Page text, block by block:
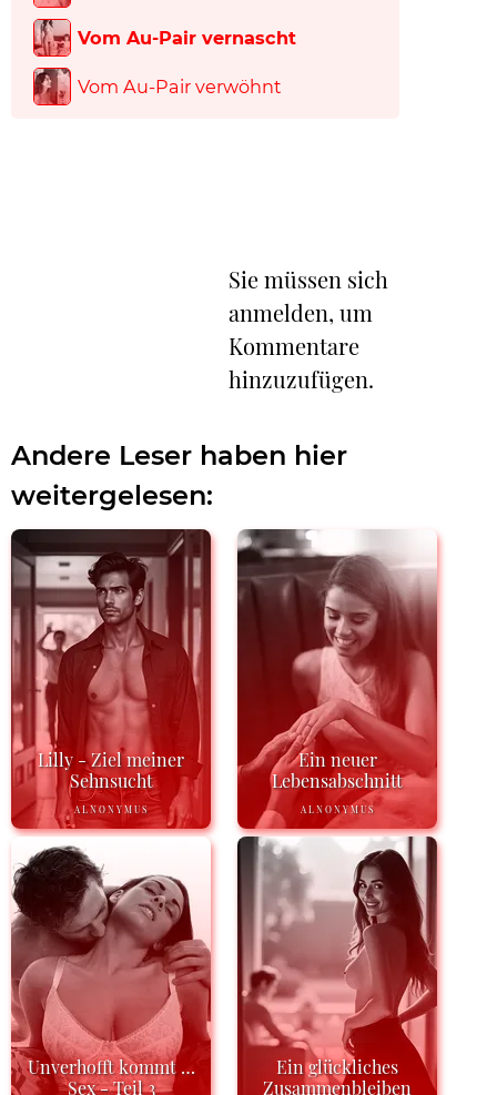
Vom Au-Pair vernascht
Vom Au-Pair verwöhnt
Sie müssen sich
anmelden, um
Kommentare
hinzuzufügen.
Andere Leser haben hier
weitergelesen:
Lilly - Ziel meiner
Sehnsucht
ALNONYMUS
Ein neuer
Lebensabschnitt
ALNONYMUS
Unverhofft kommt …
Sex - Teil 3
Ein glückliches
Zusammenbleiben